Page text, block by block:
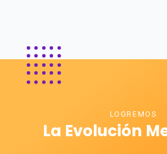
LOGREMOS
La Evolución